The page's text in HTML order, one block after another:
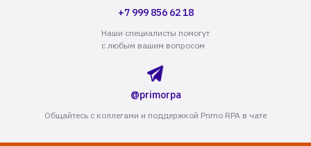
+7 999 856 62 18
Наши специалисты помогут
с любым вашим вопросом
@primorpa
Общайтесь с коллегами и поддержкой Primo RPA в чате